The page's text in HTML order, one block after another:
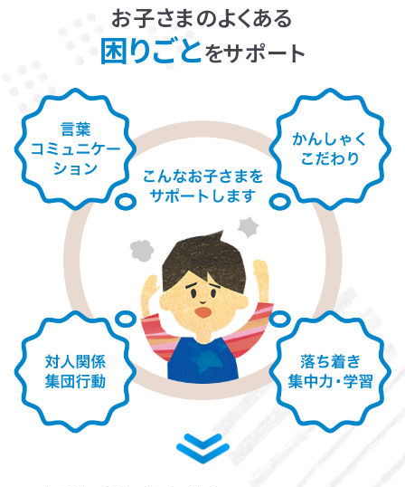
LITALICOワンダー
LITALICO発達ナビ
LITALICOライフ
LITALICOワークス
LITALICO仕事ナビ
LITALICOキャリア
LITALICO教育ソフト
LITALICO発達特性検査
LITALICO研究所
お子さまのよくある
困りごとをサポート